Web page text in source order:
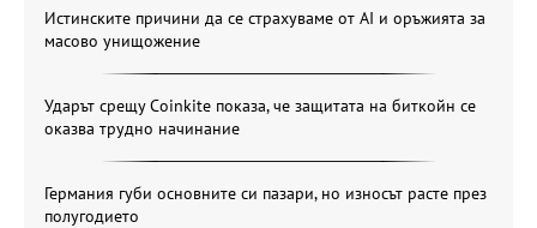
Истинските причини да се страхуваме от AI и оръжията за
масово унищожение
Ударът срещу Coinkite показа, че защитата на биткойн се
оказва трудно начинание
Германия губи основните си пазари, но износът расте през
полугодието